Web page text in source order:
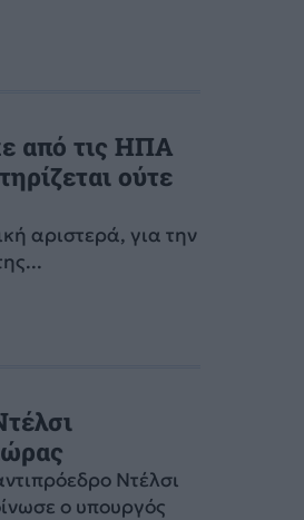
από τις ΗΠΑ
ούτε
αριστερά, για την
Ντέλσι
ο υπουργός